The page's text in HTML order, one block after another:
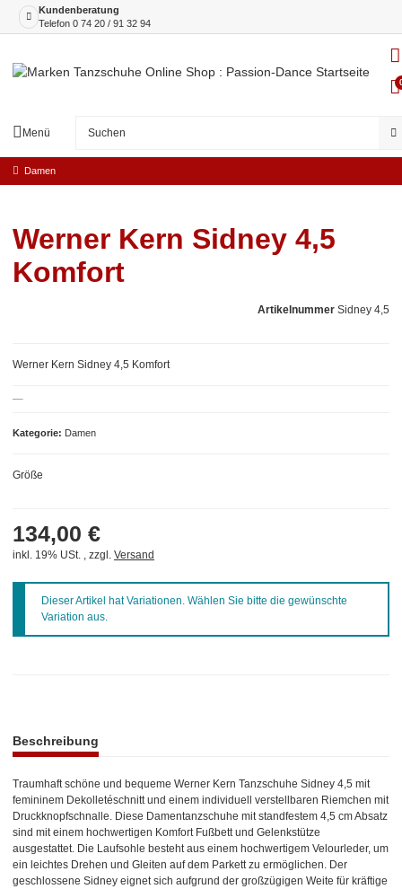
Kundenberatung
Telefon 0 74 20 / 91 32 94
Menü
Damen
Werner Kern Sidney 4,5
Komfort
Artikelnummer Sidney 4,5
Kategorie Damen
Werner Kern Sidney 4,5 Komfort
Größe
134,00 €
inkl. 19% USt. , zzgl. Versand
xDieser Artikel hat Variationen. Wählen Sie bitte die gewünschte
Variation aus.
Beschreibung
Traumhaft schöne und bequeme Werner Kern Tanzschuhe Sidney 4,5 mit
femininem Dekolletéschnitt und einem individuell verstellbaren Riemchen mit
Druckknopfschnalle. Diese Damentanzschuhe mit standfestem 4,5 cm Absatz
sind mit einem hochwertigen Komfort Fußbett und Gelenkstütze
ausgestattet. Die Laufsohle besteht aus einem hochwertigem Velourleder, um
ein leichtes Drehen und Gleiten auf dem Parkett zu ermöglichen. Der
geschlossene Sidney eignet sich aufgrund der großzügigen Weite für kräftige